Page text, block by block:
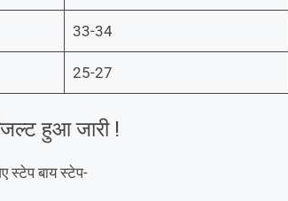
33-34
25-27
हुआ जारी !
स्टेप बाय स्टेप-